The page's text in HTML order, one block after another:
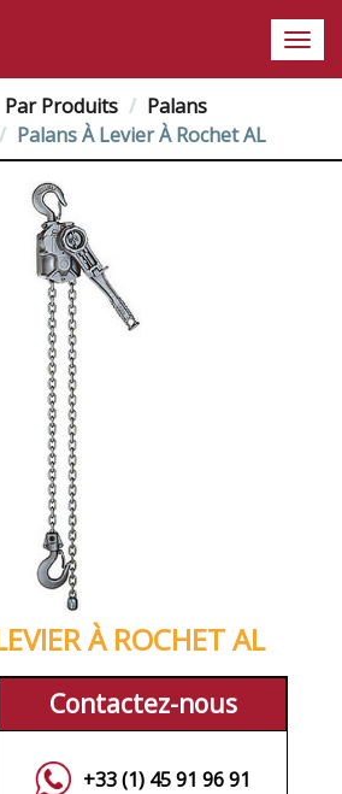
Par Produits
Palans
Palans À Levier À Rochet AL
À ROCHET AL
Contactez-nous
+33 (1) 45 91 96 91